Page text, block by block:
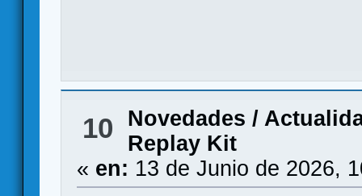
10
Novedades /
Replay Kit
« en: 13 de Junio de 2026,